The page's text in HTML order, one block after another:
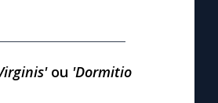
jour ou 'Dormitio